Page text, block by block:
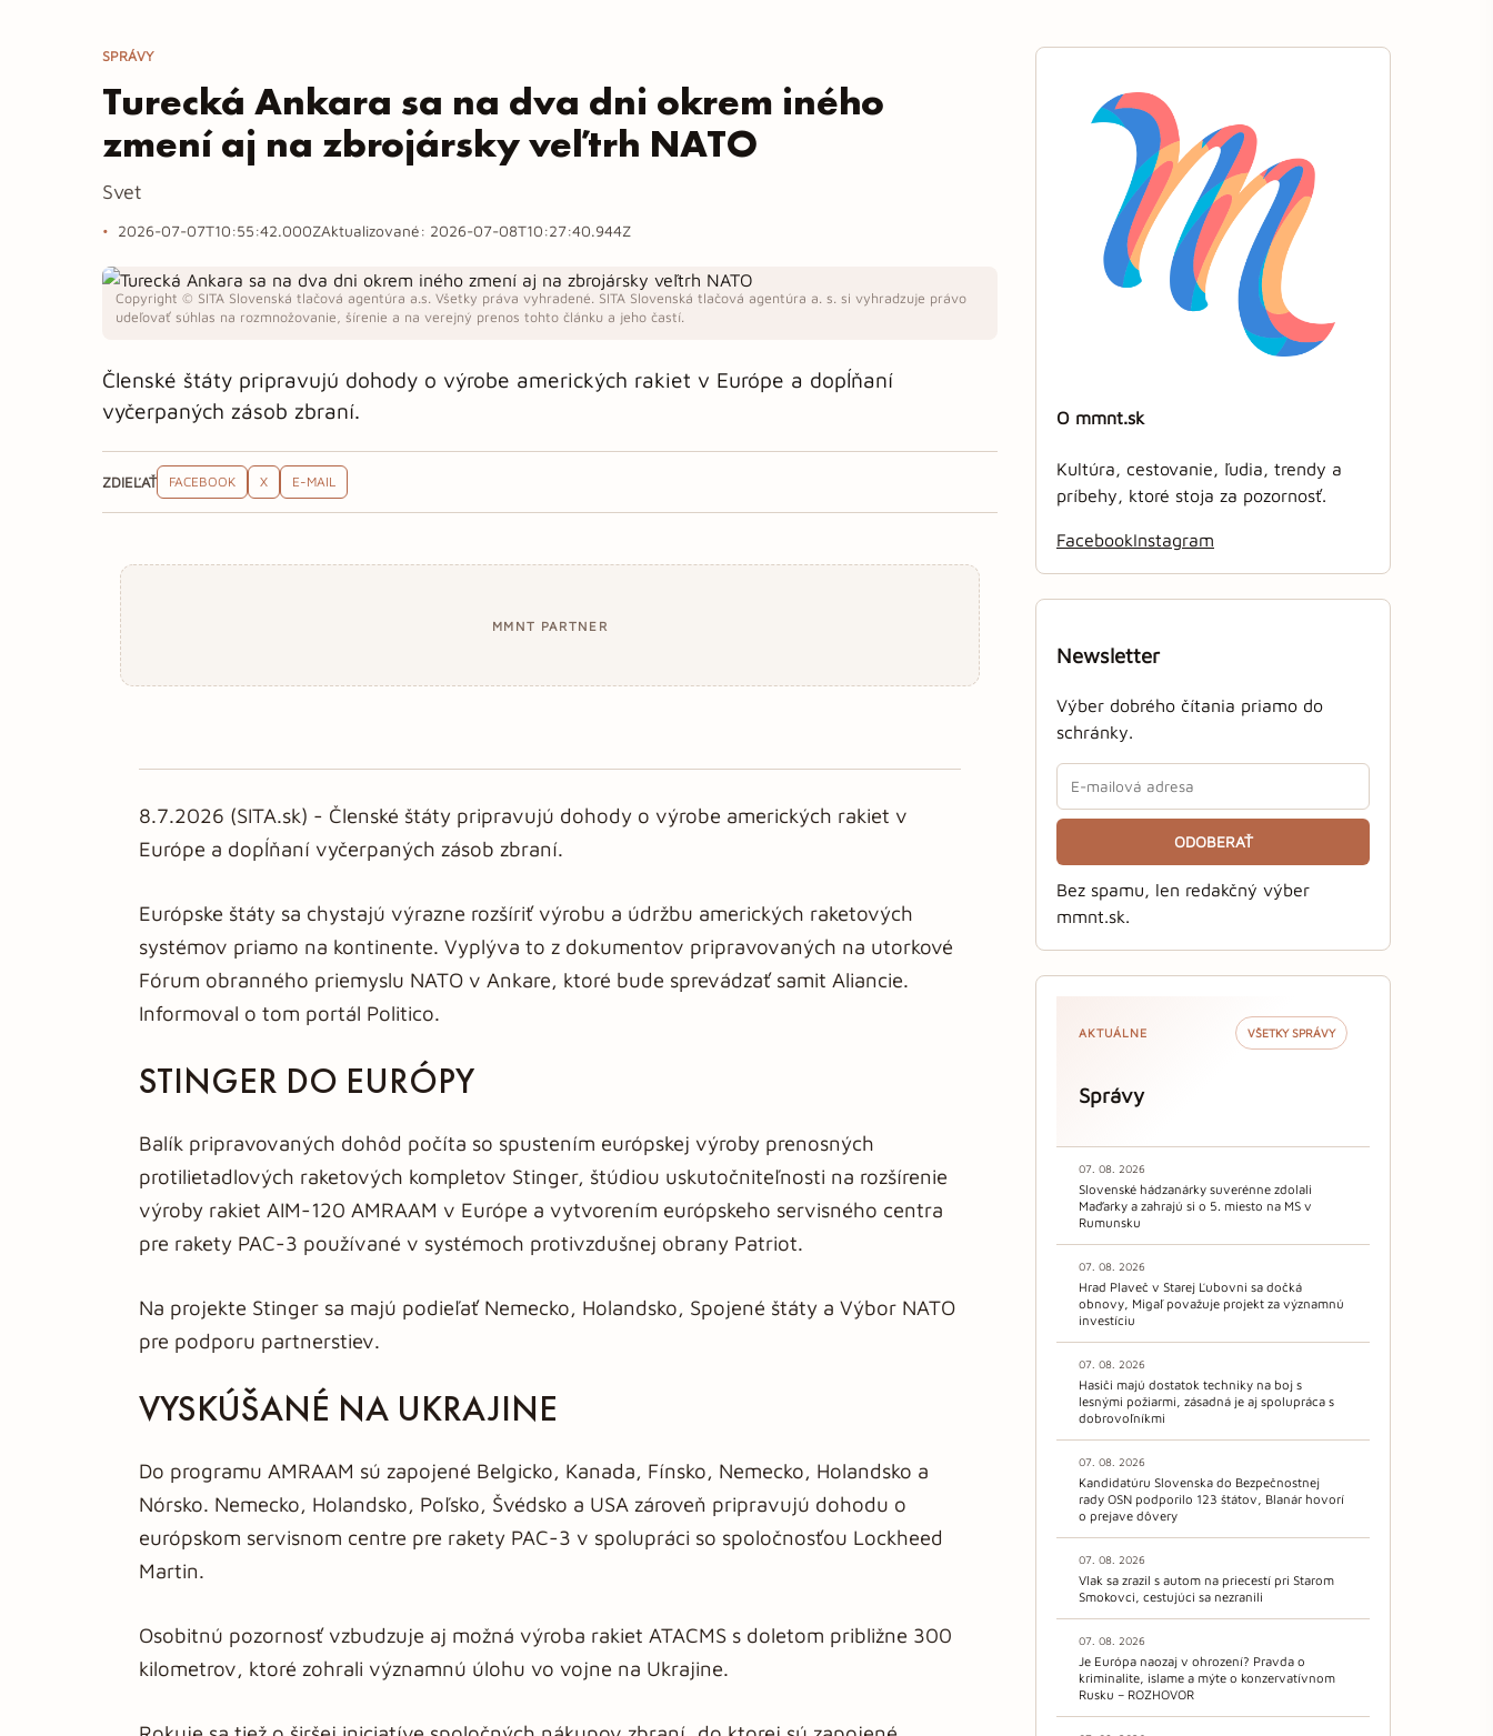
SPRÁVY
Turecká Ankara sa na dva dni okrem iného
zmení aj na zbrojársky veľtrh NATO
Svet
2026-07-07T10:55:42.000ZAktualizované: 2026-07-08T10:27:40.944Z
Copyright © SITA Slovenská tlačová agentúra a.s. Všetky práva vyhradené. SITA Slovenská tlačová agentúra a. s. si vyhradzuje právo
udeľovať súhlas na rozmnožovanie, šírenie a na verejný prenos tohto článku a jeho častí.
Členské štáty pripravujú dohody o výrobe amerických rakiet v Európe a dopĺňaní
vyčerpaných zásob zbraní.
ZDIEĽAŤ FACEBOOK X E-MAIL
MMNT PARTNER
8.7.2026 (SITA.sk) - Členské štáty pripravujú dohody o výrobe amerických rakiet v
Európe a dopĺňaní vyčerpaných zásob zbraní.
Európske štáty sa chystajú výrazne rozšíriť výrobu a údržbu amerických raketových
systémov priamo na kontinente. Vyplýva to z dokumentov pripravovaných na utorkové
Fórum obranného priemyslu NATO v Ankare, ktoré bude sprevádzať samit Aliancie.
Informoval o tom portál Politico.
STINGER DO EURÓPY
Balík pripravovaných dohôd počíta so spustením európskej výroby prenosných
protilietadlových raketových kompletov Stinger, štúdiou uskutočniteľnosti na rozšírenie
výroby rakiet AIM-120 AMRAAM v Európe a vytvorením európskeho servisného centra
pre rakety PAC-3 používané v systémoch protivzdušnej obrany Patriot.
Na projekte Stinger sa majú podieľať Nemecko, Holandsko, Spojené štáty a Výbor NATO
pre podporu partnerstiev.
VYSKÚŠANÉ NA UKRAJINE
Do programu AMRAAM sú zapojené Belgicko, Kanada, Fínsko, Nemecko, Holandsko a
Nórsko. Nemecko, Holandsko, Poľsko, Švédsko a USA zároveň pripravujú dohodu o
európskom servisnom centre pre rakety PAC-3 v spolupráci so spoločnosťou Lockheed
Martin.
Osobitnú pozornosť vzbudzuje aj možná výroba rakiet ATACMS s doletom približne 300
kilometrov, ktoré zohrali významnú úlohu vo vojne na Ukrajine.
O mmnt.sk
Kultúra, cestovanie, ľudia, trendy a
príbehy, ktoré stoja za pozornosť.
FacebookInstagram
Newsletter
Výber dobrého čítania priamo do
schránky.
ODOBERAŤ
Bez spamu, len redakčný výber
mmnt.sk.
AKTUÁLNE VŠETKY SPRÁVY
Správy
07. 08. 2026
Slovenské hádzanárky suverénne zdolali
Maďarky a zahrajú si o 5. miesto na MS v
Rumunsku
07. 08. 2026
Hrad Plaveč v Starej Ľubovni sa dočká
obnovy, Migaľ považuje projekt za významnú
investíciu
07. 08. 2026
Hasiči majú dostatok techniky na boj s
lesnými požiarmi, zásadná je aj spolupráca s
dobrovoľníkmi
07. 08. 2026
Kandidatúru Slovenska do Bezpečnostnej
rady OSN podporilo 123 štátov, Blanár hovorí
o prejave dôvery
07. 08. 2026
Vlak sa zrazil s autom na priecestí pri Starom
Smokovci, cestujúci sa nezranili
07. 08. 2026
Je Európa naozaj v ohrození? Pravda o
kriminalite, islame a mýte o konzervatívnom
Rusku – ROZHOVOR